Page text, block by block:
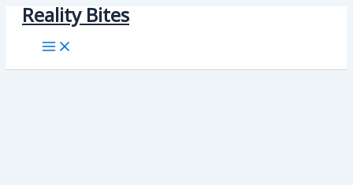
SkipReality Bites